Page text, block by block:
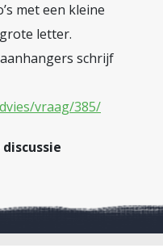
met een kleine
letter.
schrijf
vraag/385/